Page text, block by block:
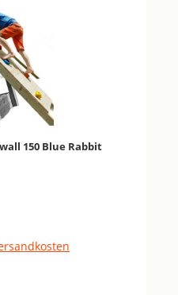
150 Blue Rabbit